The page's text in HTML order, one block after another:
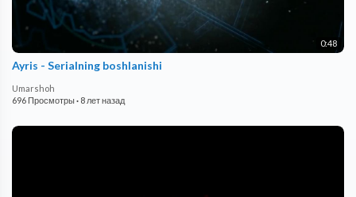
0:48
Ayris - Serialning boshlanishi
Umarshoh
696 Просмотры· 8 лет назад